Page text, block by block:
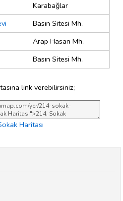
Karabağlar
Basın Sitesi Mh.
Arap Hasan Mh.
Basın Sitesi Mh.
link verebilirsiniz;
Haritası